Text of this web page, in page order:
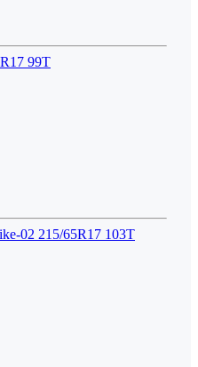
99T
02 215/65R17 103T